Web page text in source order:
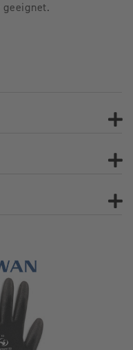
geeignet.